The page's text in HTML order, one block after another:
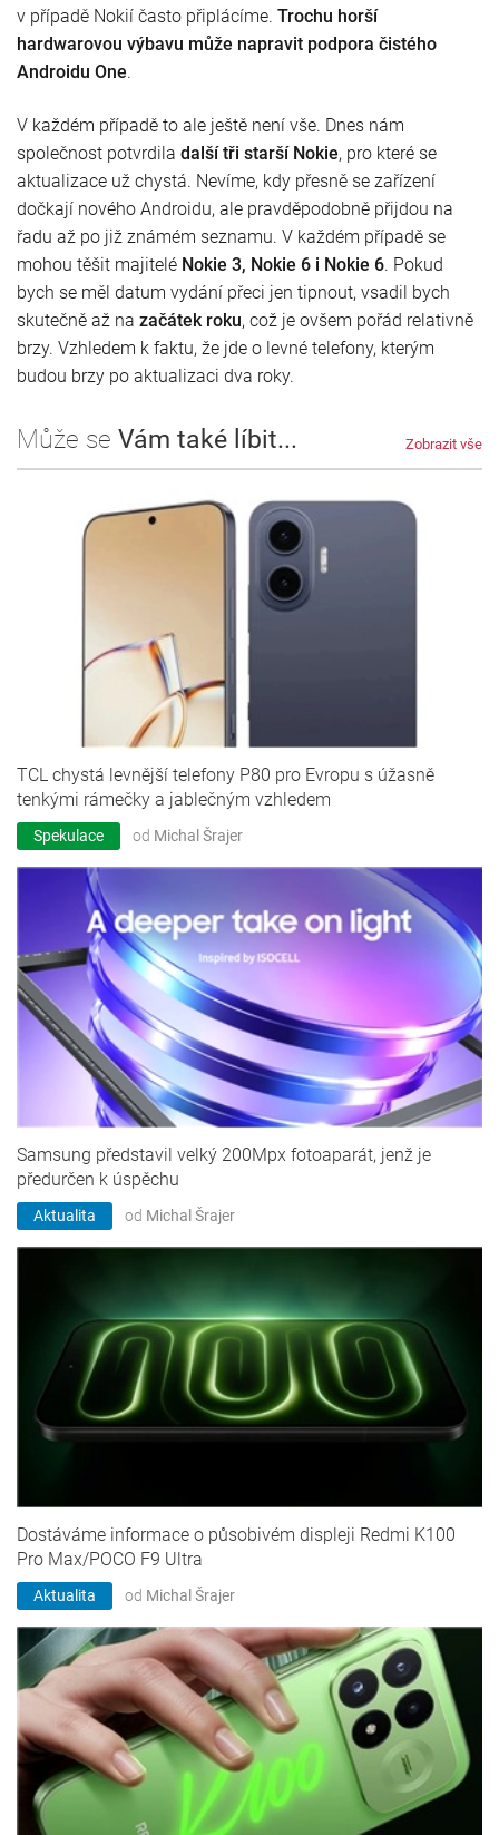
v případě Nokií často připlácíme. Trochu horší
hardwarovou výbavu může napravit podpora čistého
Androidu One.
V každém případě to ale ještě není vše. Dnes nám
společnost potvrdila další tři starší Nokie, pro které se
aktualizace už chystá. Nevíme, kdy přesně se zařízení
dočkají nového Androidu, ale pravděpodobně přijdou na
řadu až po již známém seznamu. V každém případě se
mohou těšit majitelé Nokie 3, Nokie 6 i Nokie 6. Pokud
bych se měl datum vydání přeci jen tipnout, vsadil bych
skutečně až na začátek roku, což je ovšem pořád relativně
brzy. Vzhledem k faktu, že jde o levné telefony, kterým
budou brzy po aktualizaci dva roky.
Může se Vám také líbit... Zobrazit vše
TCL chystá levnější telefony P80 pro Evropu s úžasně
tenkými rámečky a jablečným vzhledem
Spekulace od Michal Šrajer
Samsung představil velký 200Mpx fotoaparát, jenž je
předurčen k úspěchu
Aktualita od Michal Šrajer
Dostáváme informace o působivém displeji Redmi K100
Pro Max/POCO F9 Ultra
Aktualita od Michal Šrajer